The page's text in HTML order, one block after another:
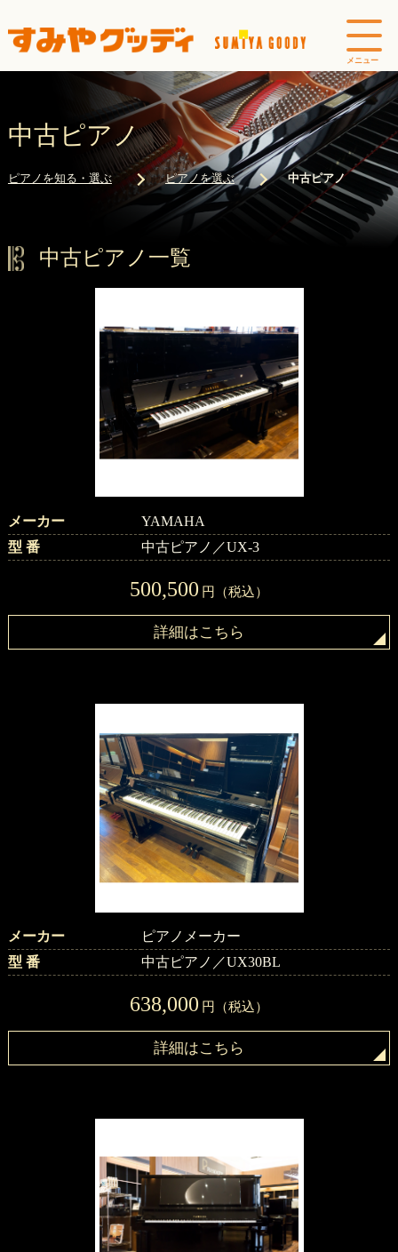
中古ピアノ
ピアノを知る・選ぶ ピアノを選ぶ 中古ピアノ
中古ピアノ一覧
メーカー
YAMAHA
型 番
中古ピアノ／UX-3
500,500 円（税込）
詳細はこちら
メーカー
ピアノメーカー
型 番
中古ピアノ／UX30BL
638,000 円（税込）
詳細はこちら